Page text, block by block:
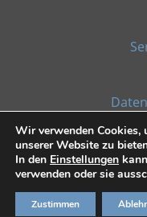
*Alle Preise
© 2021, Surf
Wir verwenden Cookies,
unserer Website zu
In den Einstellungen
verwenden oder sie
Zustimmen